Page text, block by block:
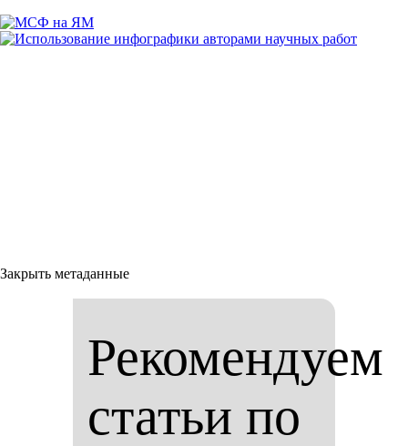
Закрыть метаданные
Рекомендуем
статьи по